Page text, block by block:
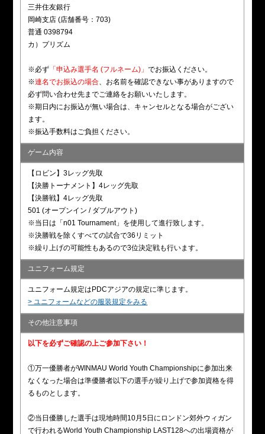
三井住友銀行
岡崎支店 (店舗番号：703)
普通 0398794
カ）プリズム
※必ず 「申込み選手名 (フルネーム)」でお振込ください。
※連名でお振込の場合、お名前を確認できない事がありますので
必ず問い合わせ先までご連絡をお願いいたします。
※期日内にお振込が無い場合は、キャンセルとなる場合がござい
ます。
※振込手数料はご負担ください。
ゲーム内容
【ロビン】3レッグ先取
【決勝トーナメント】4レッグ先取
【決勝戦】4レッグ先取
501 (オープンイン / ダブルアウト)
※当日は「n01 Tournament」を使用して進行致します。
※決勝戦を除くすべての試合で36リミット
※繰り上げの可能性もあるので3位決定戦も行います。
ユニフォーム規定
ユニフォーム規定はPDCアジアの規定に準じます。
> ユニフォームなどの服装規定をみる
その他注意事項
以下を必ずご確認の上ご参加下さい！
①万一優勝者がWINMAU World Youth Championshipに参加出来
なくなった場合は準優勝者以下の選手が繰り上げで参加資格を得
るものとします。
②当日優勝した選手は現地時間10月5日にロンドン郊外ウィガン
で行われるWorld Youth Championship LAST128への出場資格が